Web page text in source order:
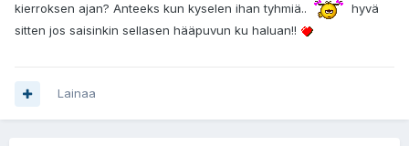
kierroksen ajan? Anteeks kun kyselen ihan tyhmiä..
hyvä
sitten jos saisinkin sellasen hääpuvun ku haluan!!
Lainaa